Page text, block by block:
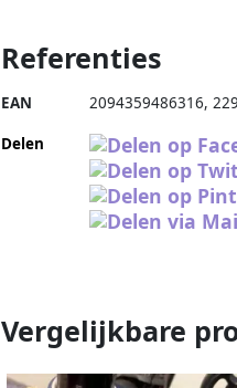
Referenties
EAN 2094359486316,
Delen
Vergelijkbare